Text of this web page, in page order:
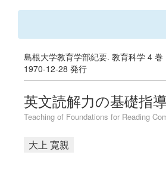
島根大学教育学部紀要. 教育科学 4 巻
1970-12-28 発行
英文読解力の基礎指導
Teaching of Foundations for Reading
大上 寛親